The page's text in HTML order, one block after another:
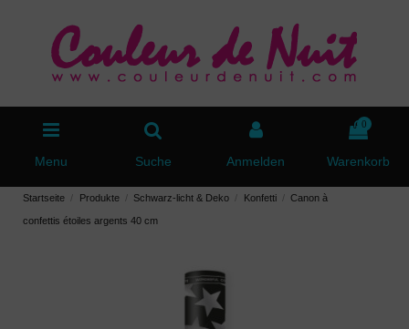
Menu Suche Anmelden
0
Warenkorb
Startseite Produkte Schwarz-licht & Deko Konfetti Canon à
confettis étoiles argents 40 cm